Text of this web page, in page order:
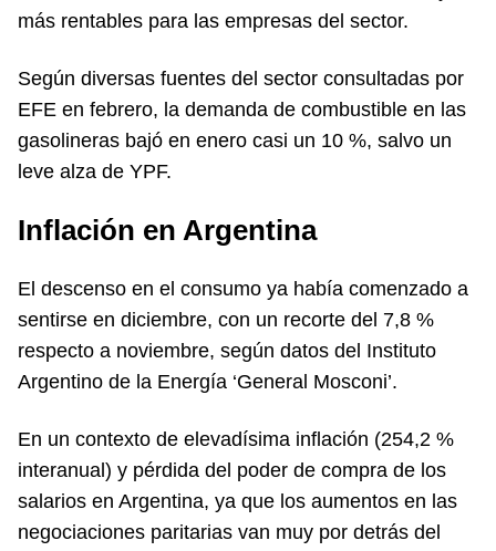
más rentables para las empresas del sector.
Según diversas fuentes del sector consultadas por
EFE en febrero, la demanda de combustible en las
gasolineras bajó en enero casi un 10 %, salvo un
leve alza de YPF.
Inflación en Argentina
El descenso en el consumo ya había comenzado a
sentirse en diciembre, con un recorte del 7,8 %
respecto a noviembre, según datos del Instituto
Argentino de la Energía ‘General Mosconi’.
En un contexto de elevadísima inflación (254,2 %
interanual) y pérdida del poder de compra de los
salarios en Argentina, ya que los aumentos en las
negociaciones paritarias van muy por detrás del